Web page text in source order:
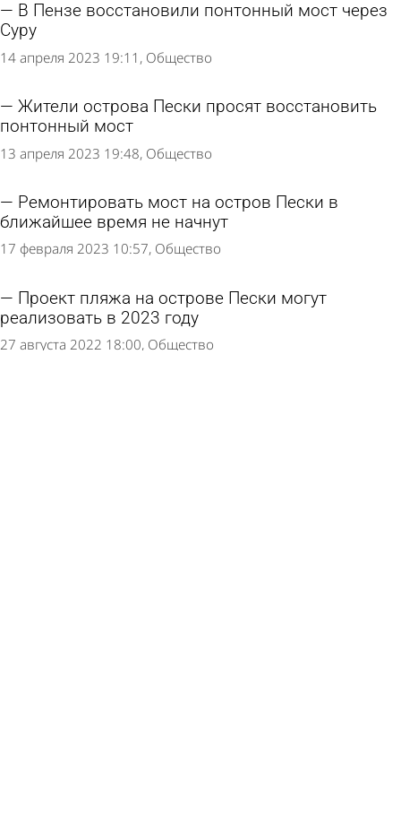
В Пензе восстановили понтонный мост через
Суру
14 апреля 2023 19:11 Общество
Жители острова Пески просят восстановить
понтонный мост
13 апреля 2023 19:48 Общество
Ремонтировать мост на остров Пески в
ближайшее время не начнут
17 февраля 2023 10:57 Общество
Проект пляжа на острове Пески могут
реализовать в 2023 году
27 августа 2022 18:00 Общество